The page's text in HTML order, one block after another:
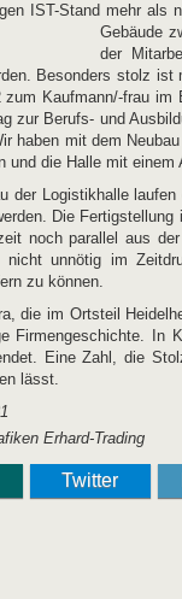
IST-Stand mehr als
Gebäude
der
Besonders stolz ist
Kaufmann/-frau im
zur Berufs- und
haben mit dem
die Halle mit einem
der Logistikhalle
Die
noch parallel aus
nicht unnötig im
zu können.
die im Ortsteil
Firmengeschichte. In
Eine Zahl, die
lässt.
Erhard-Trading
Twitter